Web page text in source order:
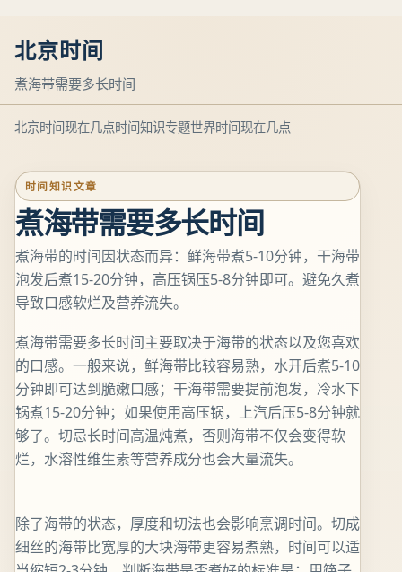
北京时间
煮海带需要多长时间
北京时间现在几点时间知识专题世界时间现在几点
时间知识文章
煮海带需要多长时间
煮海带的时间因状态而异：鲜海带煮5-10分钟，干海带
泡发后煮15-20分钟，高压锅压5-8分钟即可。避免久煮
导致口感软烂及营养流失。
煮海带需要多长时间主要取决于海带的状态以及您喜欢
的口感。一般来说，鲜海带比较容易熟，水开后煮5-10
分钟即可达到脆嫩口感；干海带需要提前泡发，冷水下
锅煮15-20分钟；如果使用高压锅，上汽后压5-8分钟就
够了。切忌长时间高温炖煮，否则海带不仅会变得软
烂，水溶性维生素等营养成分也会大量流失。
除了海带的状态，厚度和切法也会影响烹调时间。切成
细丝的海带比宽厚的大块海带更容易煮熟，时间可以适